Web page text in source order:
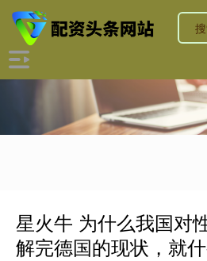
星火牛 为什么我国对
解完德国的现状，就